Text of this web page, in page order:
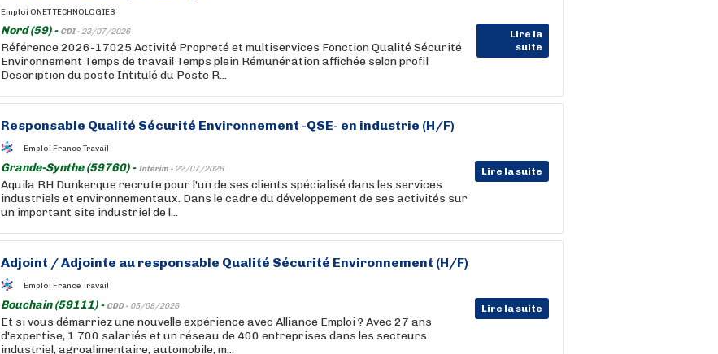
Emploi ONET TECHNOLOGIES
Nord (59) - CDI - 23/07/2026
Lire la
suite
Référence 2026-17025 Activité Propreté et multiservices Fonction Qualité Sécurité
Environnement Temps de travail Temps plein Rémunération affichée selon profil
Description du poste Intitulé du Poste R...
Responsable Qualité Sécurité Environnement -QSE- en industrie (H/F)
Emploi France Travail
Grande-Synthe (59760) -Intérim - 22/07/2026 Lire la suite
Aquila RH Dunkerque recrute pour l'un de ses clients spécialisé dans les services
industriels et environnementaux. Dans le cadre du développement de ses activités sur
un important site industriel de l...
Adjoint / Adjointe au responsable Qualité Sécurité Environnement (H/F)
Emploi France Travail
Bouchain (59111) - CDD - 05/08/2026 Lire la suite
Et si vous démarriez une nouvelle expérience avec Alliance Emploi ? Avec 27 ans
d'expertise, 1 700 salariés et un réseau de 400 entreprises dans les secteurs
industriel, agroalimentaire, automobile, m...